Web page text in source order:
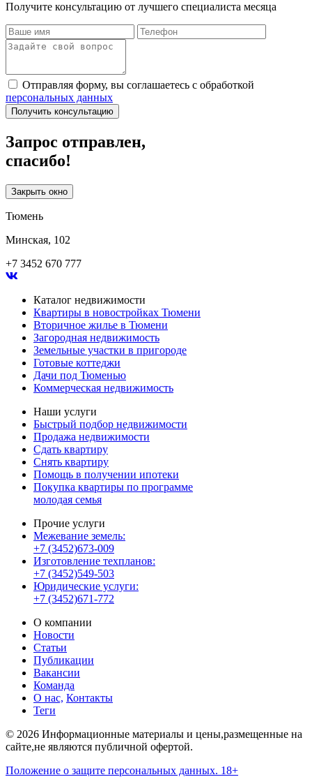
Получите консультацию от лучшего специалиста месяца
Отправляя форму, вы соглашаетесь с обработкой
персональных данных
Получить консультацию
Запрос отправлен,
спасибо!
Закрыть окно
Тюмень
Минская, 102
+7 3452 670 777
Каталог недвижимости
Квартиры в новостройках Тюмени
Вторичное жилье в Тюмени
Загородная недвижимость
Земельные участки в пригороде
Готовые коттеджи
Дачи под Тюменью
Коммерческая недвижимость
Наши услуги
Быстрый подбор недвижимости
Продажа недвижимости
Сдать квартиру
Снять квартиру
Помощь в получении ипотеки
Покупка квартиры по программе
молодая семья
Прочие услуги
Межевание земель:
+7 (3452)673-009
Изготовление техпланов:
+7 (3452)549-503
Юридические услуги:
+7 (3452)671-772
О компании
Новости
Статьи
Публикации
Вакансии
Команда
О нас, Контакты
Теги
© 2026 Информационные материалы и цены,размещенные на
сайте,не являются публичной офертой.
Положение о защите персональных данных. 18+